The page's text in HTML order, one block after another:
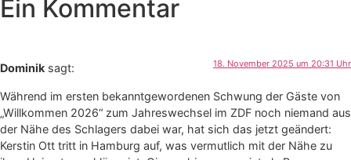
Ein Kommentar
Dominik sagt: 18. November 2025 um 20:31 Uhr
Während im ersten bekanntgewordenen Schwung der Gäste von
„Willkommen 2026“ zum Jahreswechsel im ZDF noch niemand aus
der Nähe des Schlagers dabei war, hat sich das jetzt geändert:
Kerstin Ott tritt in Hamburg auf, was vermutlich mit der Nähe zu